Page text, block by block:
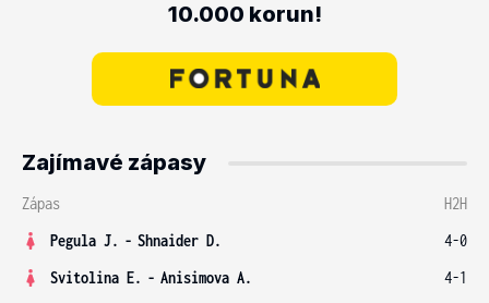
10.000 korun!
Zajímavé zápasy
Zápas
H2H
Pegula J. - Shnaider D.
4-0
Svitolina E. - Anisimova A.
4-1